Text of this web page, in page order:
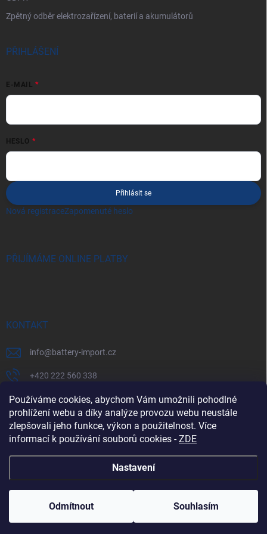
Používáme cookies, abychom Vám umožnili pohodlné
prohlížení webu a díky analýze provozu webu neustále
zlepšovali jeho funkce, výkon a použitelnost. Více
informací k používání souborů cookies -ZDE
Nastavení
Odmítnout Souhlasím
Zpětný odběr elektrozařízení, baterií a akumulátorů
PŘIHLÁŠENÍ
E-MAIL
HESLO
Přihlásit se
Nová registraceZapomenuté heslo
PŘIJÍMÁME ONLINE PLATBY
KONTAKT
info@battery-import.cz
+420 222 560 338
+420 774 969 705
Zboží.cz Heureka.cz Battery Import SK REKLAMACE
Vytvořil Shoptet
Copyright 2026Battery Import . Všechna práva vyhrazena.